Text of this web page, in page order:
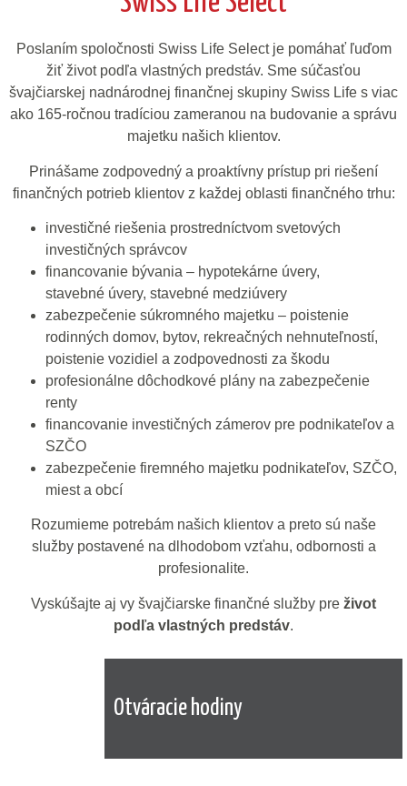
Poslaním spoločnosti Swiss Life Select je pomáhať ľuďom
žiť život podľa vlastných predstáv. Sme súčasťou
švajčiarskej nadnárodnej finančnej skupiny Swiss Life s viac
ako 165-ročnou tradíciou zameranou na budovanie a správu
majetku našich klientov.
Prinášame zodpovedný a proaktívny prístup pri riešení
finančných potrieb klientov z každej oblasti finančného trhu:
investičné riešenia prostredníctvom svetových
investičných správcov
financovanie bývania – hypotekárne úvery,
stavebné úvery, stavebné medziúvery
zabezpečenie súkromného majetku – poistenie
rodinných domov, bytov, rekreačných nehnuteľností,
poistenie vozidiel a zodpovednosti za škodu
profesionálne dôchodkové plány na zabezpečenie
renty
financovanie investičných zámerov pre podnikateľov a
SZČO
zabezpečenie firemného majetku podnikateľov, SZČO,
miest a obcí
Rozumieme potrebám našich klientov a preto sú naše
služby postavené na dlhodobom vzťahu, odbornosti a
profesionalite.
Vyskúšajte aj vy švajčiarske finančné služby pre život
podľa vlastných predstáv.
Otváracie hodiny